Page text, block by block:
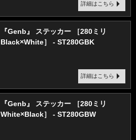
詳細はこちら
『Genb』 ステッカー ［280ミリ
Black×White］ - ST280GBK
詳細はこちら
『Genb』 ステッカー ［280ミリ
White×Black］ - ST280GBW